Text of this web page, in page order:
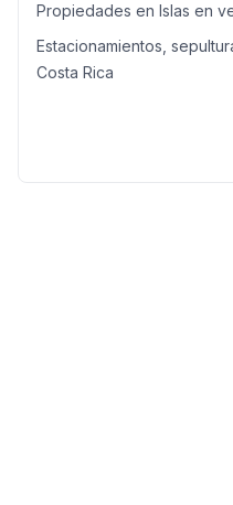
Propiedades en Islas en
Estacionamientos,
Costa Rica